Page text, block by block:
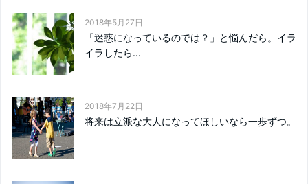
2018年5月27日
「迷惑になっているのでは？」と悩んだら。イラ
イラしたら...
2018年7月22日
将来は立派な大人になってほしいなら一歩ずつ。